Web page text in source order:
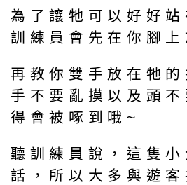
為了讓牠可以好好站
訓練員會先在你腳上
再教你雙手放在牠的
手不要亂摸以及頭
得會被啄到哦~
聽訓練員說，這隻小
話，所以大多與遊客